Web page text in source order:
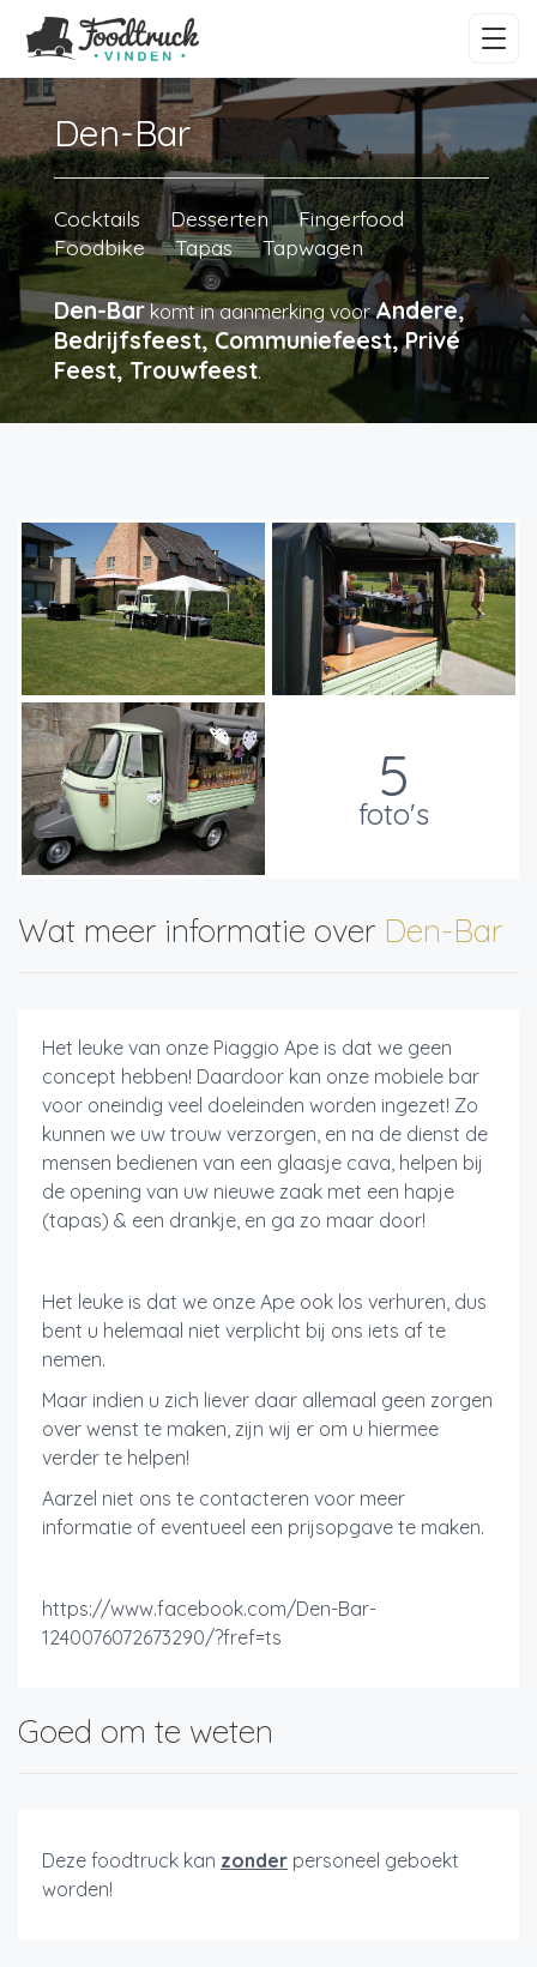
Den-Bar
Cocktails Desserten
Fingerfood
Foodbike
Tapas Tapwagen
Den-Bar komt in aanmerking voorAndere,
Bedrijfsfeest, Communiefeest, Privé
Feest, Trouwfeest.
5
foto's
Wat meer informatie over Den-Bar
Het leuke van onze Piaggio Ape is dat we geen
concept hebben! Daardoor kan onze mobiele bar
voor oneindig veel doeleinden worden ingezet! Zo
kunnen we uw trouw verzorgen, en na de dienst de
mensen bedienen van een glaasje cava, helpen bij
de opening van uw nieuwe zaak met een hapje
(tapas) & een drankje, en ga zo maar door!
Het leuke is dat we onze Ape ook los verhuren, dus
bent u helemaal niet verplicht bij ons iets af te
nemen.
Maar indien u zich liever daar allemaal geen zorgen
over wenst te maken, zijn wij er om u hiermee
verder te helpen!
Aarzel niet ons te contacteren voor meer
informatie of eventueel een prijsopgave te maken.
https://www.facebook.com/Den-Bar-
1240076072673290/?fref=ts
Goed om te weten
Deze foodtruck kan zonder personeel geboekt
worden!